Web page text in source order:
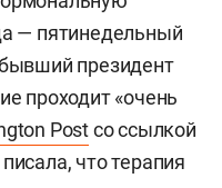
— пятинедельный
президент
проходит «очень
Postсо ссылкой
что терапия